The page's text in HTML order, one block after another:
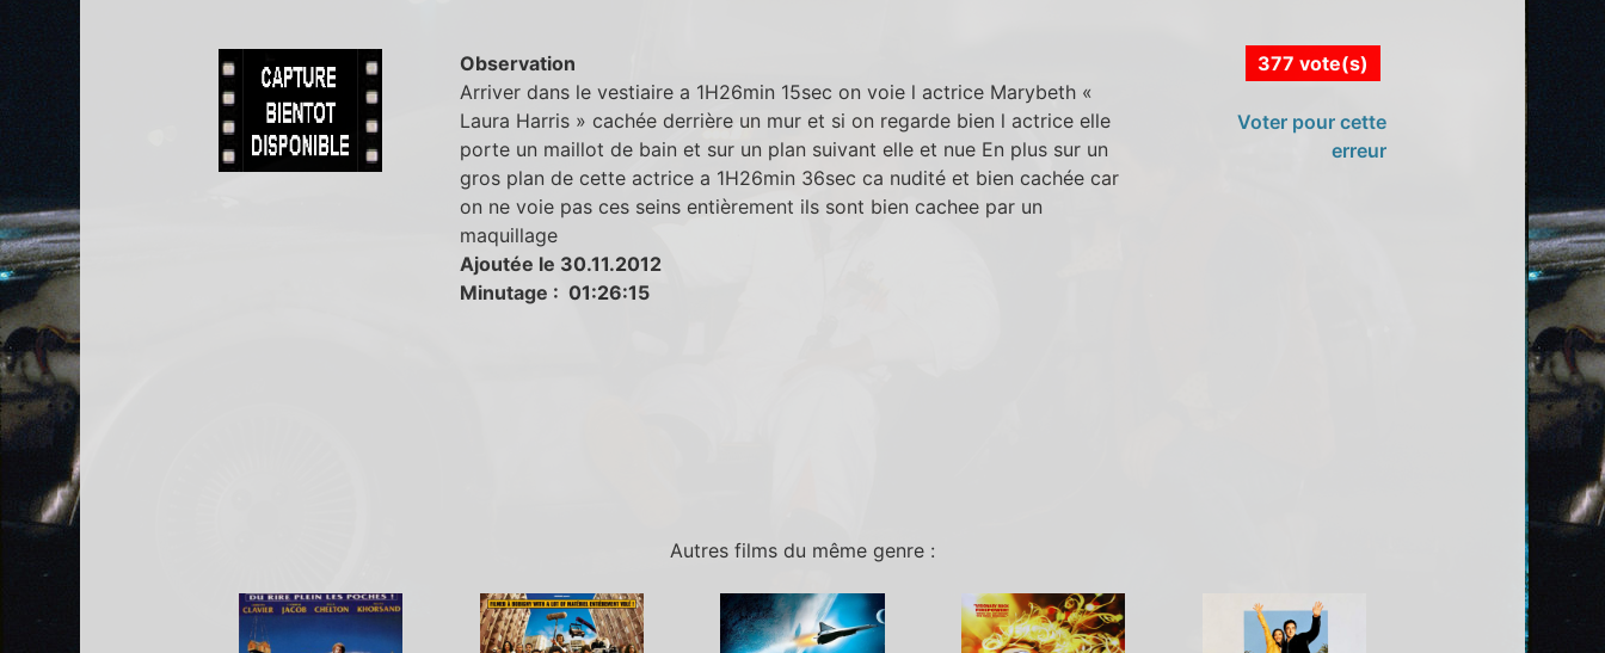
Observation
Arriver dans le vestiaire a 1H26min 15sec on voie l actrice Marybeth «
Laura Harris » cachée derrière un mur et si on regarde bien l actrice elle
porte un maillot de bain et sur un plan suivant elle et nue En plus sur un
gros plan de cette actrice a 1H26min 36sec ca nudité et bien cachée car
on ne voie pas ces seins entièrement ils sont bien cachee par un
maquillage
Ajoutée le 30.11.2012
Minutage : 01:26:15
377 vote(s)
Voter pour cette
erreur
Autres films du même genre :